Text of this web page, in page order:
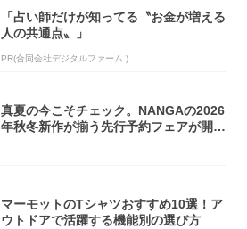
「占い師だけが知ってる〝お金が増える
人の共通点〟」
PR(合同会社デジタルファーム )
真夏の今こそチェック。NANGAの2026
年秋冬新作が揃う先行予約フェアが開催
マーモットのTシャツおすすめ10選！ア
ウトドアで活躍する機能別の選び方